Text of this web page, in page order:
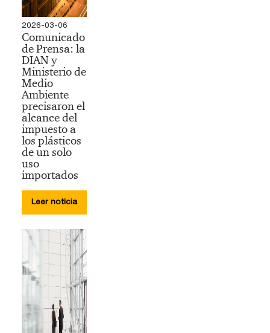
2026-03-06
Comunicado
de Prensa: la
DIAN y
Ministerio de
Medio
Ambiente
precisaron el
alcance del
impuesto a
los plásticos
de un solo
uso
importados
Leer noticia